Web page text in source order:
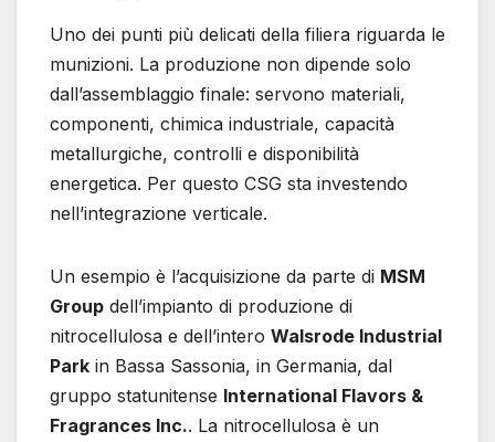
Uno dei punti più delicati della filiera riguarda le
munizioni. La produzione non dipende solo
dall’assemblaggio finale: servono materiali,
componenti, chimica industriale, capacità
metallurgiche, controlli e disponibilità
energetica. Per questo CSG sta investendo
nell’integrazione verticale.
Un esempio è l’acquisizione da parte di MSM
Group dell’impianto di produzione di
nitrocellulosa e dell’intero Walsrode Industrial
Park in Bassa Sassonia, in Germania, dal
gruppo statunitense International Flavors &
Fragrances Inc.. La nitrocellulosa è un